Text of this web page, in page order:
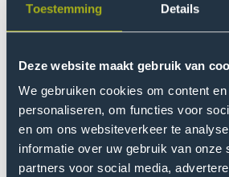
Toestemming Details
Deze website maakt gebruik van
We gebruiken cookies om content
personaliseren, om functies voor
en om ons websiteverkeer te
informatie over uw gebruik van onze
partners voor social media,
Telefoonnummer
E-mailadres